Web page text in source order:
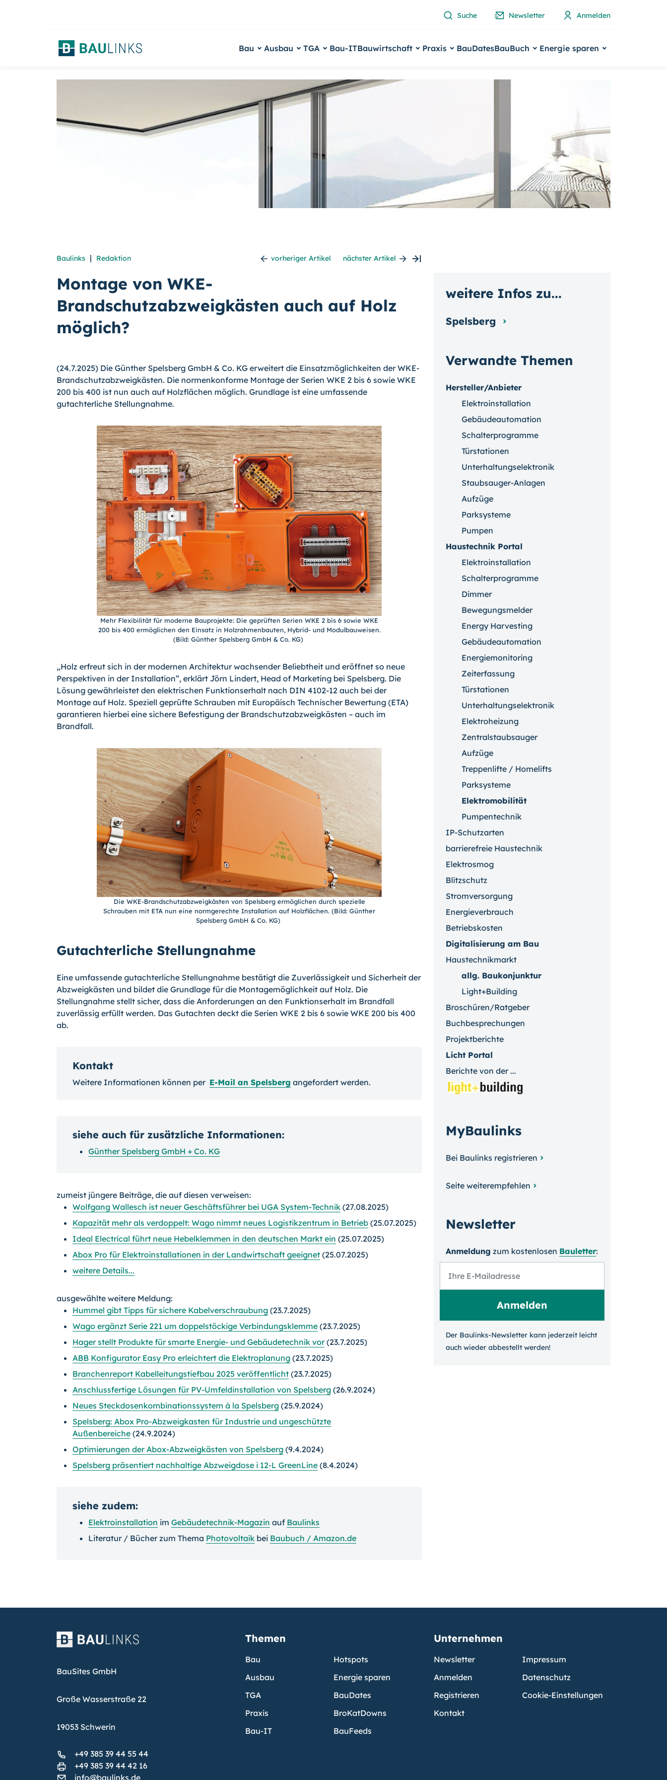
Suche Newsletter Anmelden
Bau Ausbau TGA Bau-ITBauwirtschaft Praxis BauDatesBauBuch Energie sparen
Baulinks | Redaktion vorheriger Artikel nächster Artikel
Montage von WKE-
Brandschutzabzweigkästen auch auf Holz
möglich?
(24.7.2025) Die Günther Spelsberg GmbH & Co. KG erweitert die Einsatzmöglichkeiten der WKE-
Brandschutzabzweigkästen. Die normenkonforme Montage der Serien WKE 2 bis 6 sowie WKE
200 bis 400 ist nun auch auf Holzflächen möglich. Grundlage ist eine umfassende
gutachterliche Stellungnahme.
Mehr Flexibilität für moderne Bauprojekte: Die geprüften Serien WKE 2 bis 6 sowie WKE
200 bis 400 ermöglichen den Einsatz in Holzrahmenbauten, Hybrid- und Modulbauweisen.
(Bild: Günther Spelsberg GmbH & Co. KG)
„Holz erfreut sich in der modernen Architektur wachsender Beliebtheit und eröffnet so neue
Perspektiven in der Installation”, erklärt Jörn Lindert, Head of Marketing bei Spelsberg. Die
Lösung gewährleistet den elektrischen Funktionserhalt nach DIN 4102-12 auch bei der
Montage auf Holz. Speziell geprüfte Schrauben mit Europäisch Technischer Bewertung (ETA)
garantieren hierbei eine sichere Befestigung der Brandschutzabzweigkästen – auch im
Brandfall.
Die WKE-Brandschutzabzweigkästen von Spelsberg ermöglichen durch spezielle
Schrauben mit ETA nun eine normgerechte Installation auf Holzflächen. (Bild: Günther
Spelsberg GmbH & Co. KG)
Gutachterliche Stellungnahme
Eine umfassende gutachterliche Stellungnahme bestätigt die Zuverlässigkeit und Sicherheit der
Abzweigkästen und bildet die Grundlage für die Montagemöglichkeit auf Holz. Die
Stellungnahme stellt sicher, dass die Anforderungen an den Funktionserhalt im Brandfall
zuverlässig erfüllt werden. Das Gutachten deckt die Serien WKE 2 bis 6 sowie WKE 200 bis 400
ab.
Kontakt
Weitere Informationen können per E-Mail an Spelsberg angefordert werden.
siehe auch für zusätzliche Informationen:
Günther Spelsberg GmbH + Co. KG
zumeist jüngere Beiträge, die auf diesen verweisen:
Wolfgang Wallesch ist neuer Geschäftsführer bei UGA System-Technik (27.08.2025)
Kapazität mehr als verdoppelt: Wago nimmt neues Logistikzentrum in Betrieb (25.07.2025)
Ideal Electrical führt neue Hebelklemmen in den deutschen Markt ein (25.07.2025)
Abox Pro für Elektroinstallationen in der Landwirtschaft geeignet (25.07.2025)
weitere Details...
ausgewählte weitere Meldung:
Hummel gibt Tipps für sichere Kabelverschraubung (23.7.2025)
Wago ergänzt Serie 221 um doppelstöckige Verbindungsklemme (23.7.2025)
Hager stellt Produkte für smarte Energie- und Gebäudetechnik vor(23.7.2025)
ABB Konfigurator Easy Pro erleichtert die Elektroplanung (23.7.2025)
Branchenreport Kabelleitungstiefbau 2025 veröffentlicht (23.7.2025)
Anschlussfertige Lösungen für PV-Umfeldinstallation von Spelsberg (26.9.2024)
Neues Steckdosenkombinationssystem à la Spelsberg (25.9.2024)
Spelsberg: Abox Pro-Abzweigkasten für Industrie und ungeschützte
Außenbereiche (24.9.2024)
Optimierungen der Abox-Abzweigkästen von Spelsberg (9.4.2024)
Spelsberg präsentiert nachhaltige Abzweigdose i 12-L GreenLine (8.4.2024)
siehe zudem:
Elektroinstallation im Gebäudetechnik-Magazin auf Baulinks
Literatur / Bücher zum Thema Photovoltaik bei Baubuch / Amazon.de
Verwandte Themen
Hersteller/Anbieter
Elektroinstallation
Gebäudeautomation
Schalterprogramme
Türstationen
Unterhaltungselektronik
Staubsauger-Anlagen
Aufzüge
Parksysteme
Pumpen
Haustechnik Portal
Elektroinstallation
Schalterprogramme
Dimmer
Bewegungsmelder
Energy Harvesting
Gebäudeautomation
Energiemonitoring
Zeiterfassung
Türstationen
Unterhaltungselektronik
Elektroheizung
Zentralstaubsauger
Aufzüge
Treppenlifte / Homelifts
Parksysteme
Elektromobilität
Pumpentechnik
IP-Schutzarten
barrierefreie Haustechnik
Elektrosmog
Blitzschutz
Stromversorgung
Energieverbrauch
Betriebskosten
Digitalisierung am Bau
Haustechnikmarkt
allg. Baukonjunktur
Light+Building
Broschüren/Ratgeber
Buchbesprechungen
Projektberichte
Licht Portal
Berichte von der ...
MyBaulinks
Bei Baulinks registrieren
Seite weiterempfehlen
Newsletter
Anmeldung zum kosten­losen Bauletter:
Der Baulinks-Newsletter kann jeder­zeit leicht
auch wieder ab­bestellt werden!
weitere Infos zu...
Spelsberg
BauSites GmbH
Große Wasserstraße 22
19053 Schwerin
+49 385 39 44 55 44
+49 385 39 44 42 16
info@baulinks.de
Themen
Bau
Ausbau
TGA
Praxis
Bau-IT
Hotspots
Energie sparen
BauDates
BroKatDowns
BauFeeds
Unternehmen
Newsletter
Anmelden
Registrieren
Kontakt
Impressum
Datenschutz
Cookie-Einstellungen